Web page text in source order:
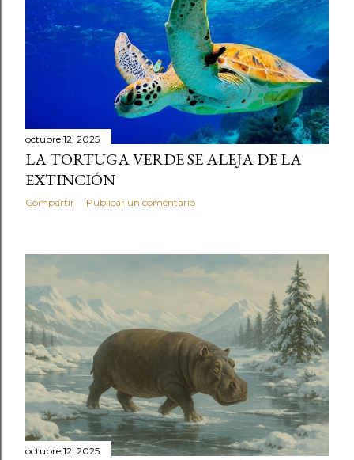
octubre 12, 2025
LA TORTUGA VERDE SE ALEJA DE LA
EXTINCIÓN
Compartir Publicar un comentario
octubre 12, 2025